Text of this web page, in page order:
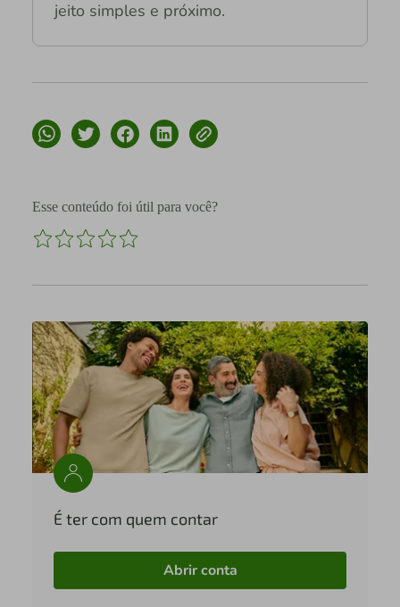
jeito simples e próximo.
Esse conteúdo foi útil para você?
É ter com quem contar
Abrir conta